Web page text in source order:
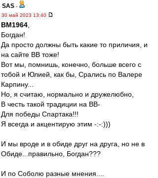
SAS -
30 май 2023 13:40
BM1964
Богдан!
Да просто должны быть какие то приличия, и
на сайте ВВ тоже!
Вот мы, помнишь, конечно, больше всего с
тобой и Юлией, как бы, Срались по Валере
Карпину...
Но, я считаю, нормально и дружелюбно,
В честь такой традиции на ВВ-
Для победы Спартака!!!
Я всегда и акцентирую этим -:-:)))
И мы вроде и в обиде друг на друга, но не в
Обиде...правильно, Богдан???
И по Соболю разные мнения....